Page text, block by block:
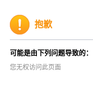
抱歉
可能是由下列问题导致的：
您无权访问此页面